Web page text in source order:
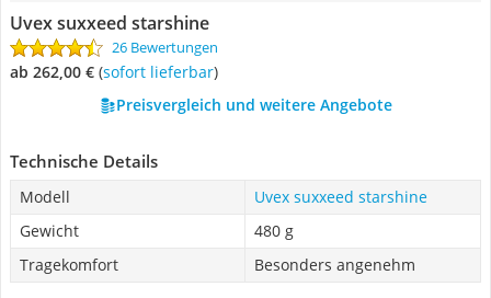
Uvex suxxeed starshine
26 Bewertungen
ab 262,00 € ( Sofort lieferbar)
Preisvergleich und weitere Angebote
Technische Details
Modell
Uvex suxxeed starshine
Gewicht
480 g
Tragekomfort
Besonders angenehm